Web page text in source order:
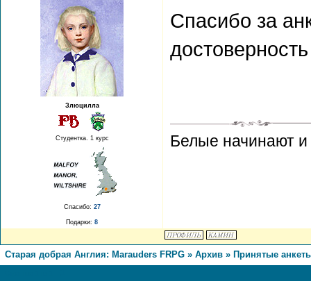
Злюцилла
Студентка. 1 курс
Спасибо: 27
Подарки: 8
Спасибо за
Белые начинают
Старая добрая Англия: Marauders FRPG » Архив » Принятые